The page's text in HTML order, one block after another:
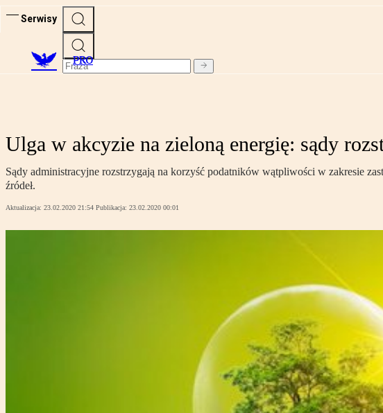
Serwisy
PRO
Ulga w akcyzie na zieloną energię: sądy
Sądy administracyjne rozstrzygają na korzyść podatników wątpliwości w zakresie
źródeł.
Aktualizacja: 23.02.2020 21:54 Publikacja: 23.02.2020 00:01